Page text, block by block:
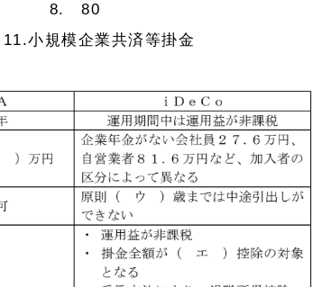
8. 80
規模企業共済等掛金